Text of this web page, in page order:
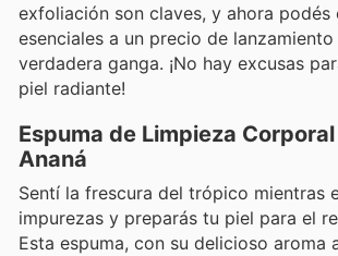
exfoliación son claves, y ahora podés
esenciales a un precio de lanzamiento
verdadera ganga. ¡No hay excusas
piel radiante!
Espuma de Limpieza
Ananá
Sentí la frescura del trópico mientras
impurezas y preparás tu piel para el
Esta espuma, con su delicioso aroma